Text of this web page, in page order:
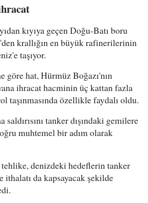
kıyıya geçen Doğu-Batı boru
krallığın en büyük rafinerilerinin
taşıyor.
göre hat, Hürmüz Boğazı'nın
ihracat hacminin üç kattan fazla
taşınmasında özellikle faydalı oldu.
saldırısını tanker dışındaki gemilere
muhtemel bir adım olarak
denizdeki hedeflerin tanker
ithalatı da kapsayacak şekilde